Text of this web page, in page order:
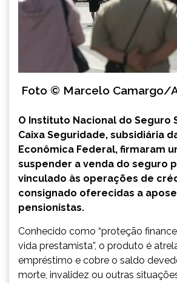
Foto © Marcelo Camargo/
O Instituto Nacional do Seguro
Caixa Seguridade, subsidiária
Econômica Federal, firmaram
suspender a venda do seguro
vinculado às operações de
consignado oferecidas a
pensionistas.
Conhecido como “proteção
vida prestamista”, o produto é
empréstimo e cobre o saldo
morte, invalidez ou outras